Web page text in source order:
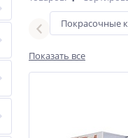
Покрасочные
Показать все